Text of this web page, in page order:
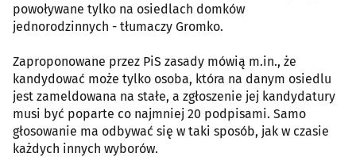
powoływane tylko na osiedlach domków
jednorodzinnych - tłumaczy Gromko.
Zaproponowane przez PiS zasady mówią m.in., że
kandydować może tylko osoba, która na danym osiedlu
jest zameldowana na stałe, a zgłoszenie jej kandydatury
musi być poparte co najmniej 20 podpisami. Samo
głosowanie ma odbywać się w taki sposób, jak w czasie
każdych innych wyborów.